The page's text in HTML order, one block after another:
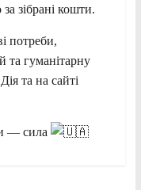
зібрані кошти.
потреби,
та гуманітарну
та на сайті
— сила